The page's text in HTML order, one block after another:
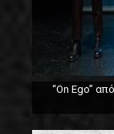
“On Ego”